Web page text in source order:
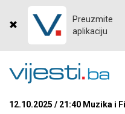
Preuzmite
aplikaciju
12.10.2025 / 21:40 Muzika i